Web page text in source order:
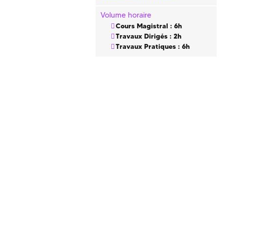
Volume horaire
Cours Magistral : 6h
Travaux Dirigés : 2h
Travaux Pratiques : 6h